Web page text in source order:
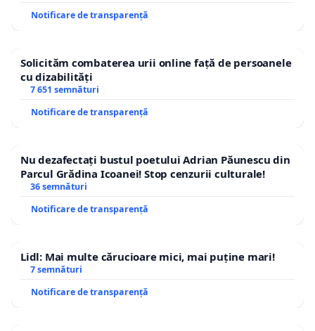
Notificare de transparență
Solicităm combaterea urii online față de persoanele
cu dizabilități
7 651 semnături
Notificare de transparență
Nu dezafectați bustul poetului Adrian Păunescu din
Parcul Grădina Icoanei! Stop cenzurii culturale!
36 semnături
Notificare de transparență
Lidl: Mai multe cărucioare mici, mai puține mari!
7 semnături
Notificare de transparență